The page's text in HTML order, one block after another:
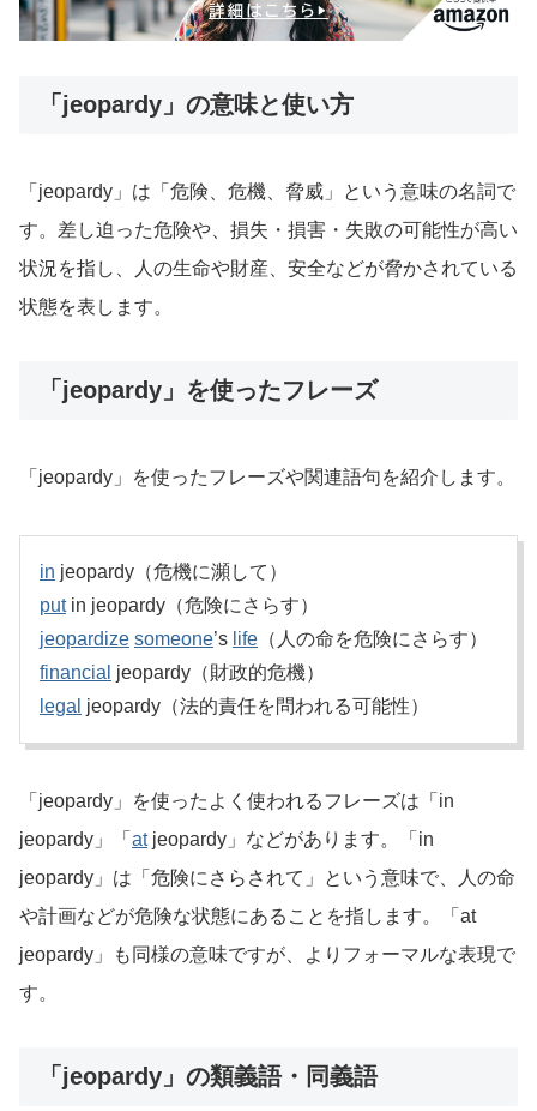
「jeopardy」の意味と使い方
「jeopardy」は「危険、危機、脅威」という意味の名詞で
す。差し迫った危険や、損失・損害・失敗の可能性が高い
状況を指し、人の生命や財産、安全などが脅かされている
状態を表します。
「jeopardy」を使ったフレーズ
「jeopardy」を使ったフレーズや関連語句を紹介します。
in jeopardy（危機に瀕して）
putin jeopardy（危険にさらす）
jeopardize someone’s life （人の命を危険にさらす）
financial jeopardy（財政的危機）
legal jeopardy（法的責任を問われる可能性）
「jeopardy」を使ったよく使われるフレーズは「in
jeopardy」「 atjeopardy」などがあります。「in
jeopardy」は「危険にさらされて」という意味で、人の命
や計画などが危険な状態にあることを指します。「at
jeopardy」も同様の意味ですが、よりフォーマルな表現で
す。
「jeopardy」の類義語・同義語